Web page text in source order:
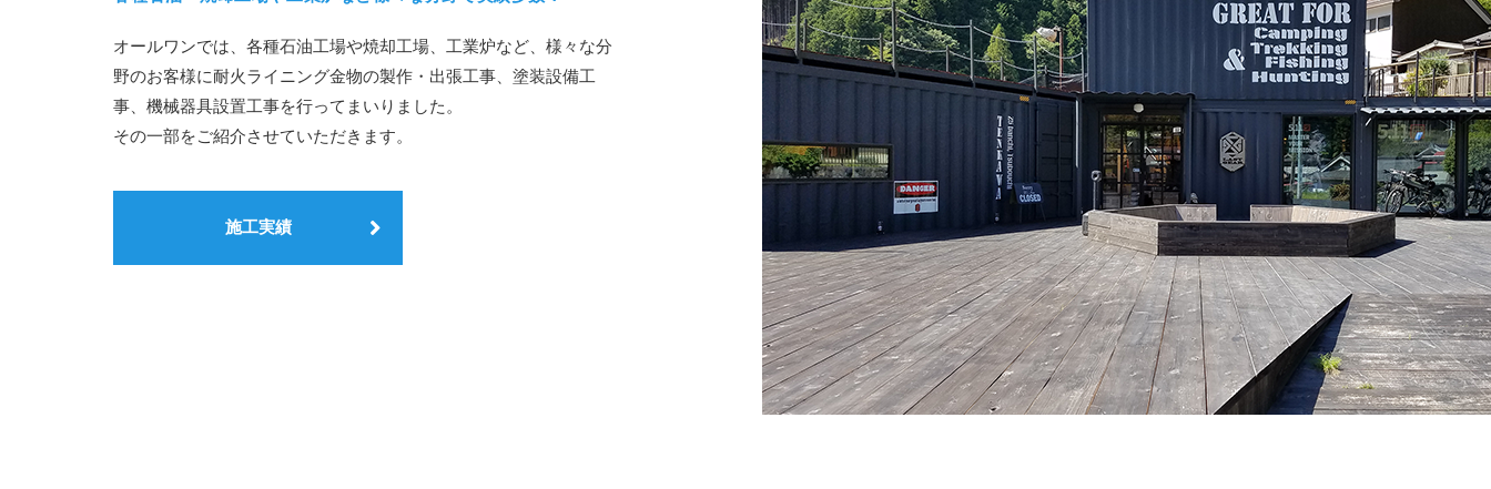
オールワンでは、各種石油工場や焼却工場、工業炉など、様々な分
野のお客様に耐火ライニング金物の製作・出張工事、塗装設備工
事、機械器具設置工事を行ってまいりました。
その一部をご紹介させていただきます。
施工実績